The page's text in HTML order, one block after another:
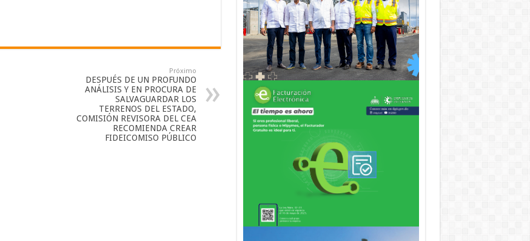
Próximo
DESPUÉS DE UN PROFUNDO
ANÁLISIS Y EN PROCURA DE
SALVAGUARDAR LOS
TERRENOS DEL ESTADO,
COMISIÓN REVISORA DEL CEA
RECOMIENDA CREAR
FIDEICOMISO PÚBLICO